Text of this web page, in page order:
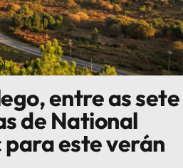
entre as sete
de National
este verán